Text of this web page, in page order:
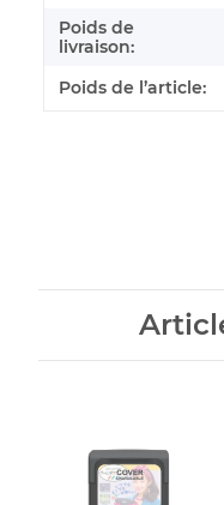
Poids de
livraison:
Poids de l’article: